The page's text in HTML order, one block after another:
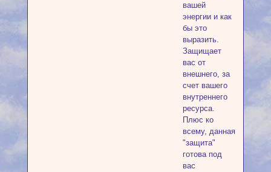
вашей
энергии и как
бы это
выразить.
Защищает
вас от
внешнего, за
счет вашего
внутреннего
ресурса.
Плюс ко
всему, данная
"защита"
готова под
вас